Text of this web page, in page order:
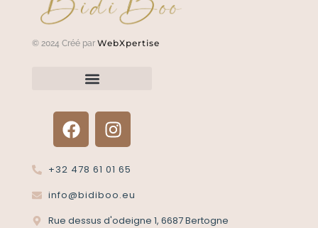
© 2024 Créé par WebXpertise
+32 478 61 01 65
info@bidiboo.eu
Rue dessus d'odeigne 1, 6687 Bertogne